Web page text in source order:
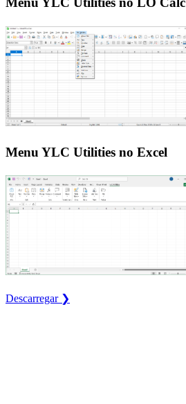
Menu YLC Utilities no Excel
Descarregar ❯